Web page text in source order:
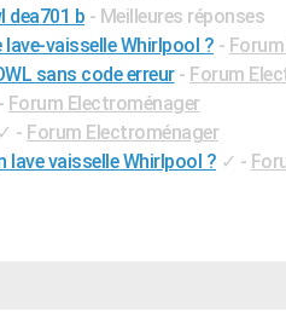
dea701 b - Meilleures réponses
vaisselle Whirlpool ? -
sans code erreur - Forum
- Forum Electroménager
✓ - Forum Electroménager
lave vaisselle Whirlpool ? ✓ -